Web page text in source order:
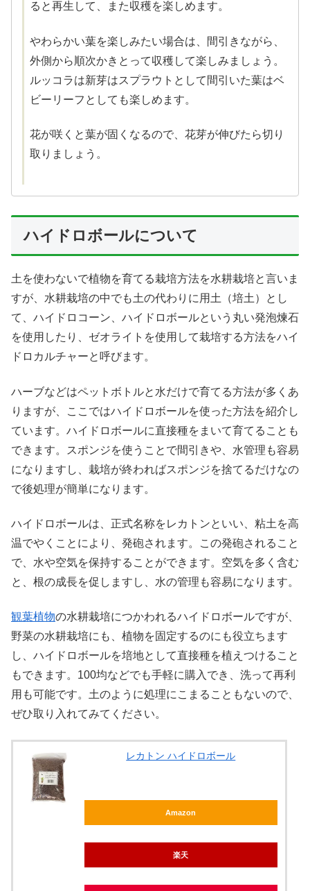
ると再生して、また収穫を楽しめます。
やわらかい葉を楽しみたい場合は、間引きながら、
外側から順次かきとって収穫して楽しみましょう。
ルッコラは新芽はスプラウトとして間引いた葉はベ
ビーリーフとしても楽しめます。
花が咲くと葉が固くなるので、花芽が伸びたら切り
取りましょう。
ハイドロボールについて
土を使わないで植物を育てる栽培方法を水耕栽培と言いま
すが、水耕栽培の中でも土の代わりに用土（培土）とし
て、ハイドロコーン、ハイドロボールという丸い発泡煉石
を使用したり、ゼオライトを使用して栽培する方法をハイ
ドロカルチャーと呼びます。
ハーブなどはペットボトルと水だけで育てる方法が多くあ
りますが、ここではハイドロボールを使った方法を紹介し
ています。ハイドロボールに直接種をまいて育てることも
できます。スポンジを使うことで間引きや、水管理も容易
になりますし、栽培が終わればスポンジを捨てるだけなの
で後処理が簡単になります。
ハイドロボールは、正式名称をレカトンといい、粘土を高
温でやくことにより、発砲されます。この発砲されること
で、水や空気を保持することができます。空気を多く含む
と、根の成長を促しますし、水の管理も容易になります。
観葉植物の水耕栽培につかわれるハイドロボールですが、
野菜の水耕栽培にも、植物を固定するのにも役立ちます
し、ハイドロボールを培地として直接種を植えつけること
もできます。100均などでも手軽に購入でき、洗って再利
用も可能です。土のように処理にこまることもないので、
ぜひ取り入れてみてください。
レカトン ハイドロボール
Amazon
楽天